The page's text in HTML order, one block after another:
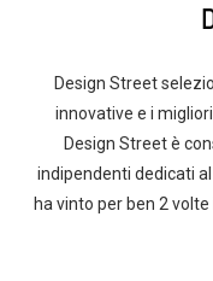
Design Street
innovative e i
Design Street è
indipendenti dedicati
ha vinto per ben 2